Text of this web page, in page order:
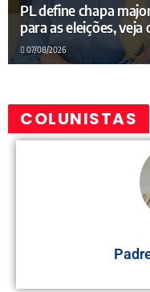
PL define chapa
para as eleições, veja
07/08/2026
COLUNISTAS